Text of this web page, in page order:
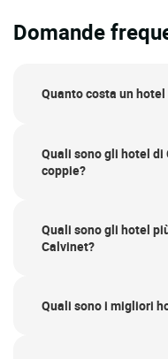
Domande
Quanto costa un
Quali sono gli hotel
coppie?
Quali sono gli hotel
Calvinet?
Quali sono i migliori